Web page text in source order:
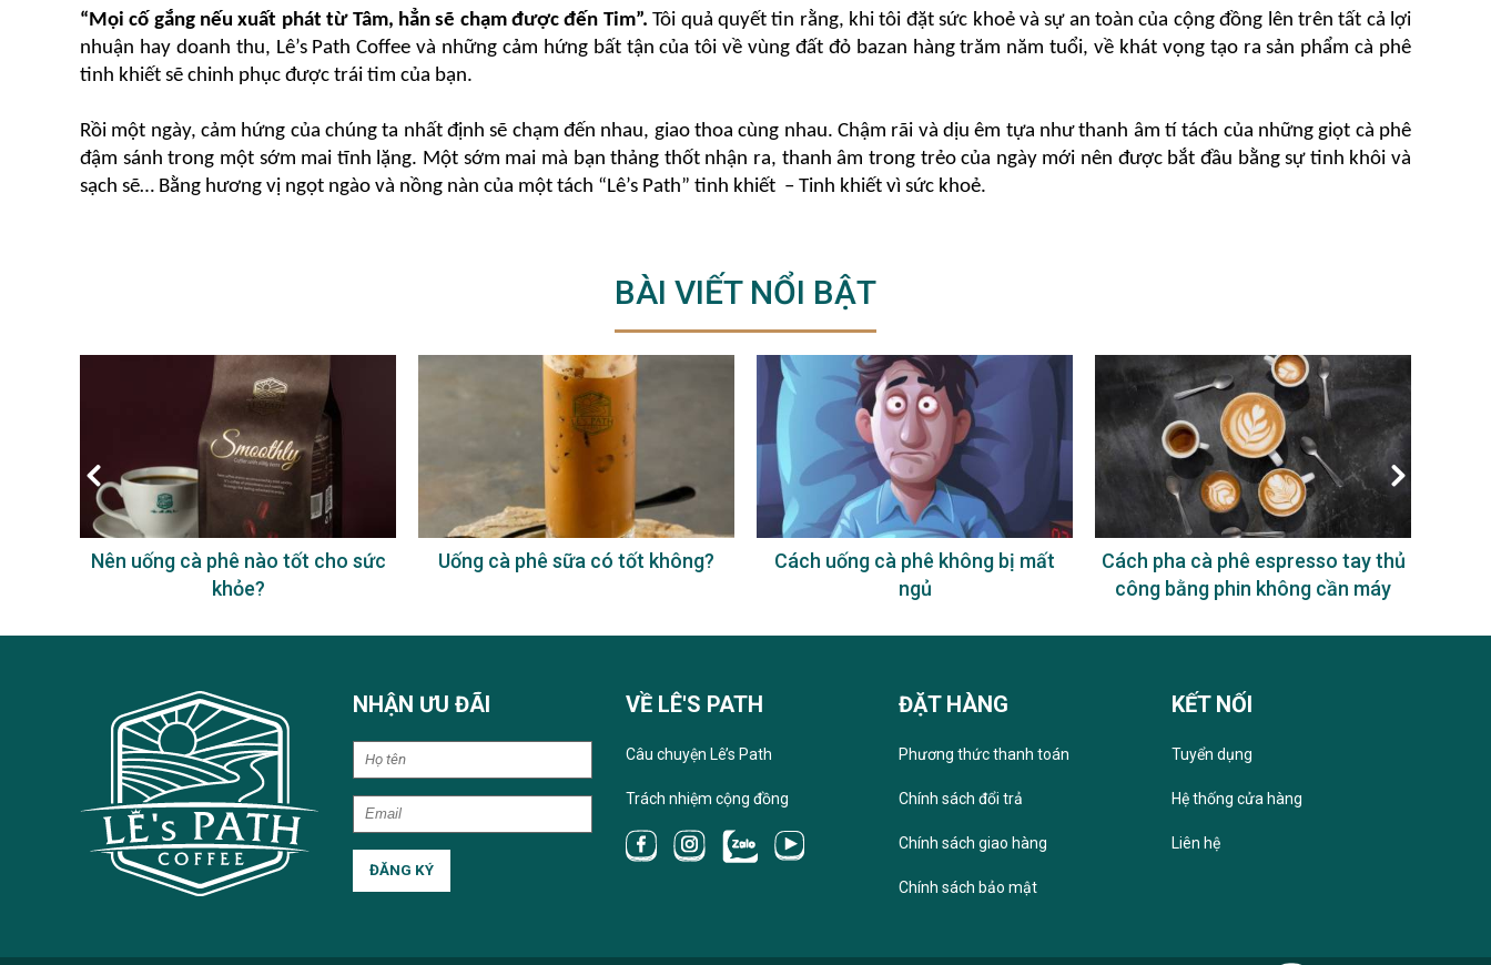
“Mọi cố gắng nếu xuất phát từ Tâm, hẳn sẽ chạm được đến Tim”. Tôi quả quyết tin rằng, khi tôi đặt sức khoẻ và sự an toàn của cộng đồng lên trên tất cả lợi
nhuận hay doanh thu, Lê’s Path Coffee và những cảm hứng bất tận của tôi về vùng đất đỏ bazan hàng trăm năm tuổi, về khát vọng tạo ra sản phẩm cà phê
tinh khiết sẽ chinh phục được trái tim của bạn.
Rồi một ngày, cảm hứng của chúng ta nhất định sẽ chạm đến nhau, giao thoa cùng nhau. Chậm rãi và dịu êm tựa như thanh âm tí tách của những giọt cà phê
đậm sánh trong một sớm mai tĩnh lặng. Một sớm mai mà bạn thảng thốt nhận ra, thanh âm trong trẻo của ngày mới nên được bắt đầu bằng sự tinh khôi và
sạch sẽ… Bằng hương vị ngọt ngào và nồng nàn của một tách “Lê’s Path” tinh khiết  – Tinh khiết vì sức khoẻ.
BÀI VIẾT NỔI BẬT
Nên uống cà phê nào tốt cho sức
khỏe?
Uống cà phê sữa có tốt không?
Cách uống cà phê không bị mất
Cách pha cà phê espresso tay thủ
công bằng phin không cần máy
NHẬN ƯU ĐÃI VỀ LÊ'S PATH
Câu chuyện Lê’s Path
Trách nhiệm cộng đồng
ĐẶT HÀNG
Phương thức thanh toán
Chính sách đổi trả
Chính sách giao hàng
Chính sách bảo mật
KẾT NỐI
Tuyển dụng
Hệ thống cửa hàng
Liên hệ